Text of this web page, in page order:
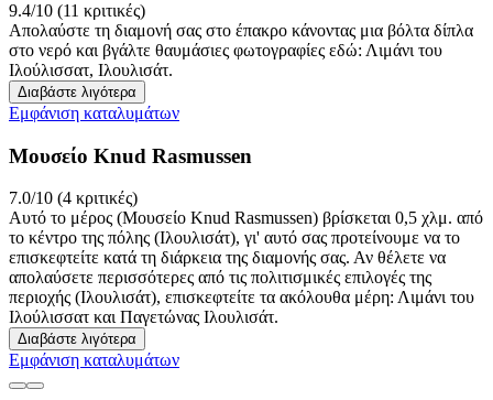
9.4/10 (11 κριτικές)
Απολαύστε τη διαμονή σας στο έπακρο κάνοντας μια βόλτα δίπλα
στο νερό και βγάλτε θαυμάσιες φωτογραφίες εδώ: Λιμάνι του
Ιλούλισσατ, Ιλουλισάτ.
Διαβάστε λιγότερα
Εμφάνιση καταλυμάτων
Μουσείο Knud Rasmussen
7.0/10 (4 κριτικές)
Αυτό το μέρος (Μουσείο Knud Rasmussen) βρίσκεται 0,5 χλμ. από
το κέντρο της πόλης (Ιλουλισάτ), γι' αυτό σας προτείνουμε να το
επισκεφτείτε κατά τη διάρκεια της διαμονής σας. Αν θέλετε να
απολαύσετε περισσότερες από τις πολιτισμικές επιλογές της
περιοχής (Ιλουλισάτ), επισκεφτείτε τα ακόλουθα μέρη: Λιμάνι του
Ιλούλισσατ και Παγετώνας Ιλουλισάτ.
Διαβάστε λιγότερα
Εμφάνιση καταλυμάτων